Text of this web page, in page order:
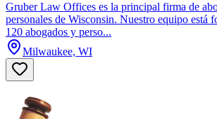
Gruber Law Offices es la principal firma de
personales de Wisconsin. Nuestro equipo está
120 abogados y perso...
Milwaukee, WI